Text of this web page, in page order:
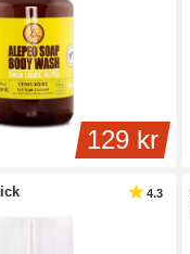
129 kr
4.3